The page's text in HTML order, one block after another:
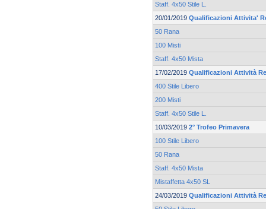
Staff. 4x50 Stile L.
20/01/2019 Qualificazioni Attivita'
50 Rana
100 Misti
Staff. 4x50 Mista
17/02/2019 Qualificazioni Attività
400 Stile Libero
200 Misti
Staff. 4x50 Stile L.
10/03/2019 2° Trofeo Primavera
100 Stile Libero
50 Rana
Staff. 4x50 Mista
Mistaffetta 4x50 SL
24/03/2019 Qualificazioni Attività